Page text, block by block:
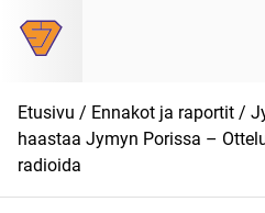
suoraan
Etusivu / Ennakot ja raportit /
haastaa Jymyn Porissa –
radioida